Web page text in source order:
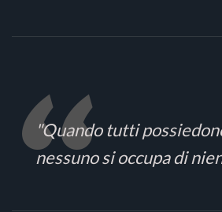
"Quando tutti
nessuno si occupa di